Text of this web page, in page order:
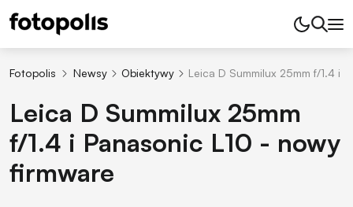
Fotopolis Newsy Obiektywy Leica D Summilux 25mm f/1.4 i
Leica D Summilux 25mm
f/1.4 i Panasonic L10 - nowy
firmware